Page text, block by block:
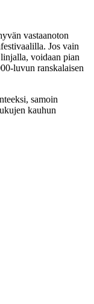
vastaanoton
Jos vain
voidaan pian
ranskalaisen
samoin
kauhun